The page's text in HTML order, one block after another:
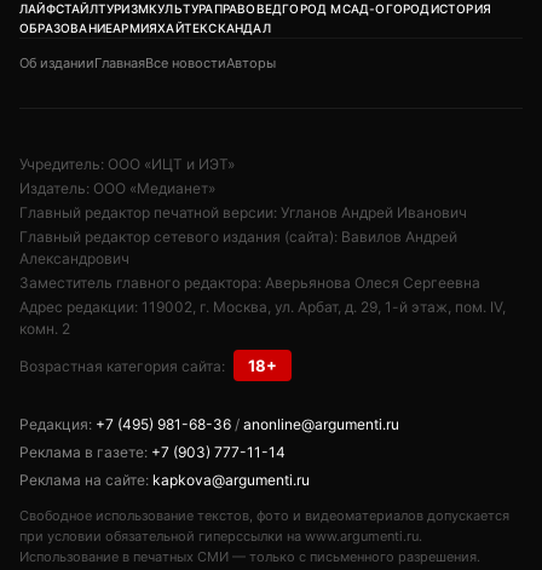
ЛАЙФСТАЙЛТУРИЗМКУЛЬТУРАПРАВОВЕДГОРОД МСАД-ОГОРОДИСТОРИЯ
ОБРАЗОВАНИЕАРМИЯХАЙТЕКСКАНДАЛ
Об изданииГлавнаяВсе новостиАвторы
Учредитель: ООО «ИЦТ и ИЭТ»
Издатель: ООО «Медианет»
Главный редактор печатной версии: Угланов Андрей Иванович
Главный редактор сетевого издания (сайта): Вавилов Андрей
Александрович
Заместитель главного редактора: Аверьянова Олеся Сергеевна
Адрес редакции: 119002, г. Москва, ул. Арбат, д. 29, 1-й этаж, пом. IV,
комн. 2
Возрастная категория сайта: 18+
Редакция: +7 (495) 981-68-36 / anonline@argumenti.ru
Реклама в газете: +7 (903) 777-11-14
Реклама на сайте: kapkova@argumenti.ru
Свободное использование текстов, фото и видеоматериалов допускается
при условии обязательной гиперссылки на www.argumenti.ru.
Использование в печатных СМИ — только с письменного разрешения.